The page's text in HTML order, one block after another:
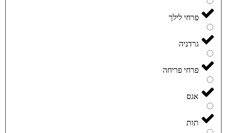
פרחי לילך
גרדניה
פרחי פריחה
אגס
תות